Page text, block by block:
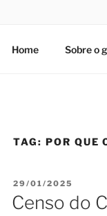
Home Sobre o
TAG: POR QUE
PUBLICADO
EM
29/01/2025
Censo do